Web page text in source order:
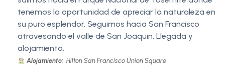
tenemos la oportunidad de apreciar la naturaleza en
su puro esplendor. Seguimos hacia San Francisco
atravesando el valle de San Joaquin. Llegada y
alojamiento.
Alojamiento: Hilton San Francisco Union Square